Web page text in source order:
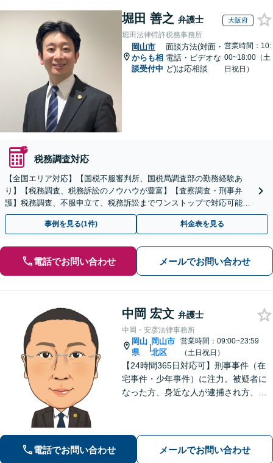
堀田 善之 弁護士 大阪府
堀田法律特許税務事務所
岡山市
からも相
談受付中
面談方法(対面・
電話・ビデオな
ど)は応相談
営業時間：10:
00~18:00（土
日祝日）
税務調査対応
【全国エリア対応】【国税不服審判所、国税局調査部の勤務経験あ
り】【税務調査、税務訴訟のノウハウが豊富】【査察調査・刑事弁
護】税務調査、不服申立て、税務訴訟までワンストップで対応可能！
事業承継にも対応【休日・夜間相談可】
事例を見る(1件) 料金表を見る
電話でお問い合わせ メールでお問い合わせ
中岡 宏文 弁護士
中岡・安彦法律事務所
岡山
県
|
岡山市
北区
営業時間：09:00~23:59
（土日祝日）
【24時間365日対応可】刑事事件（在
宅事件・少年事件）に注力。被疑者に
なった方、身近な人が逮捕され方、す
電話でお問い合わせ メールでお問い合わせ